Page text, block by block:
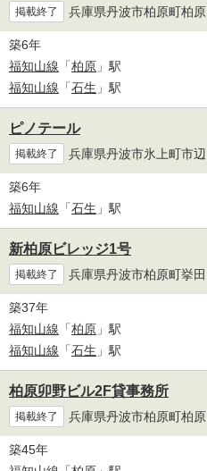
掲載終了 兵庫県丹波市柏原町柏原
築6年
福知山線 「柏原 」駅
福知山線 「石生 」駅
ピノテール
掲載終了 兵庫県丹波市氷上町市辺
築6年
福知山線 「石生 」駅
新柏原ビレッジ1号
掲載終了 兵庫県丹波市柏原町挙田
築37年
福知山線 「柏原 」駅
福知山線 「石生 」駅
柏原卯野ビル2F貸事務所
掲載終了 兵庫県丹波市柏原町柏原
築45年